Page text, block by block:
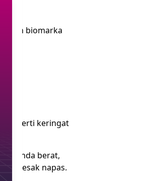
biomarka
seperti keringat
benda berat,
sesak napas.